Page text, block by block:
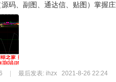
码、副图、通达信、贴图）掌握
最后发表: ihzx 2021-8-26 22:24